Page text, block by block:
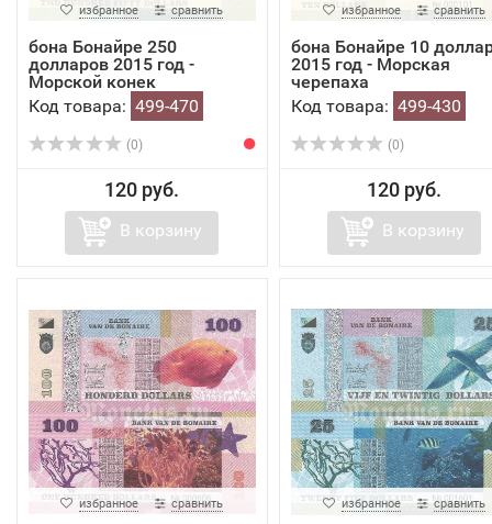
избранное сравнить
бона Бонайре 250
долларов 2015 год -
Морской конек
Код товара: 499-470
(0)
120 руб.
В корзину
избранное сравнить
бона Бонайре 10
2015 год - Морская
черепаха
Код товара: 499-430
(0)
120 руб.
В корзину
избранное сравнить избранное сравнить